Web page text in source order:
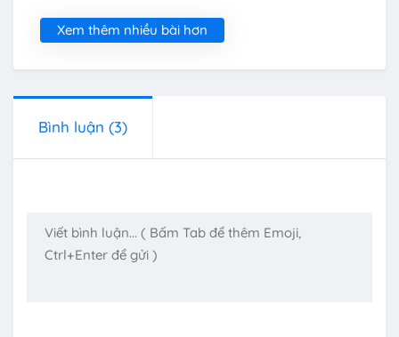
Xem thêm nhiều bài hơn
Bình luận (3)